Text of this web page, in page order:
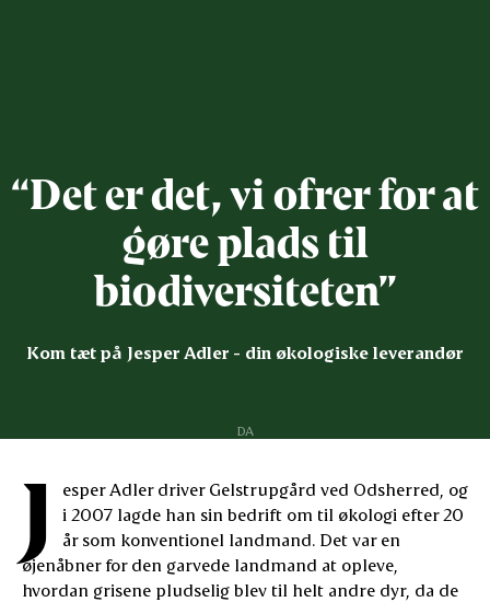
“Det er det, vi ofrer for at
gøre plads til
biodiversiteten”
Kom tæt på Jesper Adler - din økologiske leverandør
DA
J
esper Adler driver Gelstrupgård ved Odsherred, og
i 2007 lagde han sin bedrift om til økologi efter 20
år som konventionel landmand. Det var en
øjenåbner for den garvede landmand at opleve,
hvordan grisene pludselig blev til helt andre dyr, da de